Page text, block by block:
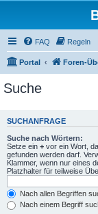
FAQ Regeln
Portal Foren-
Suche
SUCHANFRAGE
Suche nach Wörtern:
Setze ein + vor ein Wort,
gefunden werden darf.
Klammer, wenn nur eines
Platzhalter für teilweise
Nach allen Begriffen
Nach einem Begriff